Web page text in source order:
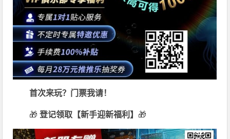
首次来玩？门票我请！
🎁 登记领取【新手迎新福利】 🎁